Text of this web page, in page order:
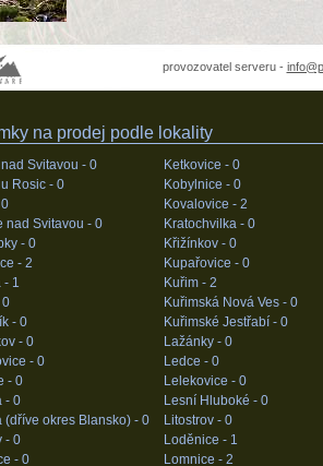
provozovatel serveru -
na prodej podle lokality
Svitavou - 0
Rosic - 0
0
nad Svitavou - 0
- 0
- 2
- 1
0
- 0
- 0
- 0
- 0
- 0
(dříve okres Blansko) - 0
- 0
- 0
Ketkovice - 0
Kobylnice - 0
Kovalovice - 2
Kratochvilka - 0
Křižínkov - 0
Kupařovice - 0
Kuřim - 2
Kuřimská Nová Ves - 0
Kuřimské Jestřabí - 0
Lažánky - 0
Ledce - 0
Lelekovice - 0
Lesní Hluboké - 0
Litostrov - 0
Loděnice - 1
Lomnice - 2